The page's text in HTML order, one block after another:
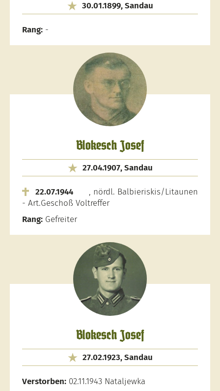
30.01.1899, Sandau
Rang: -
Blokesch Josef
27.04.1907, Sandau
22.07.1944
, nördl. Balbieriskis/Litaunen
- Art.Geschoß Voltreffer
Rang: Gefreiter
Blokesch Josef
27.02.1923, Sandau
Verstorben: 02.11.1943 Nataljewka